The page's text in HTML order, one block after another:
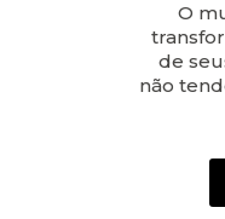
O
de
não